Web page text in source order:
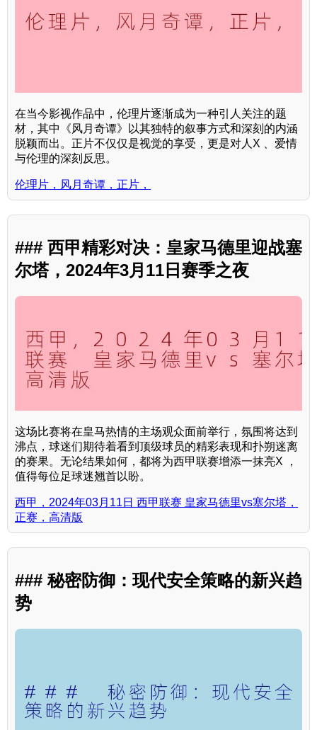
在当今影视作品中，伦理片逐渐成为一种引人关注的题
材，其中《风月奇谭》以其独特的叙事方式和深刻的内涵
脱颖而出。正片不仅仅是视觉的享受，更是对人X 、爱情
与伦理的深刻反思。
伦理片，风月奇谭，正片，
### 西甲精彩对决：皇家马德里迎战塞
尔塔，2024年3月11日赛季之夜
这场比赛将在皇马热情的主场观众面前举行，氛围将达到
沸点，球迷们期待着看到顶级球员的精彩表现和扑朔迷离
的赛果。无论结果如何，都将为西甲联赛增添一抹亮X ，
值得每位足球迷翘首以盼。
西甲，2024年03月11日 西甲联赛 皇家马德里vs塞尔塔，
正赛，高清版
### 秘密防御：现代安全策略的新兴趋
势